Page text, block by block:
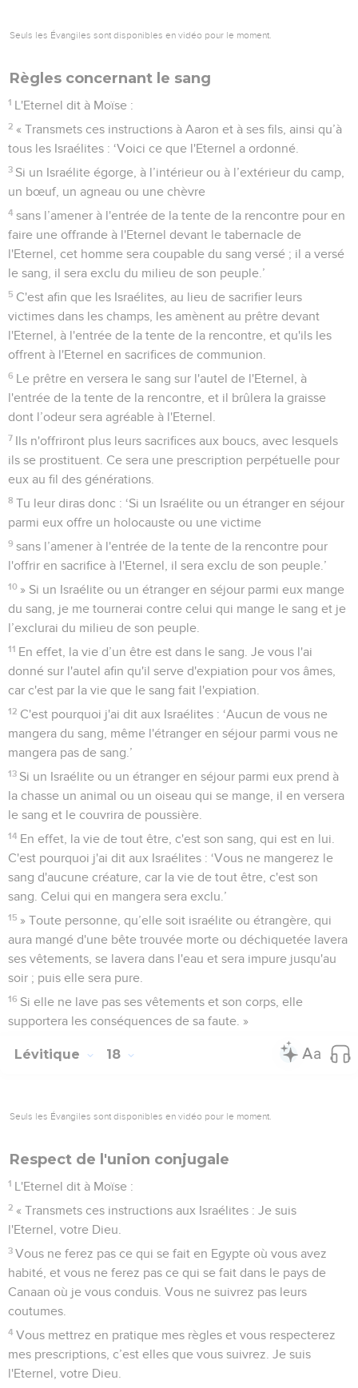
Seuls les Évangiles sont disponibles en vidéo pour le moment.
Règles concernant le sang
1 L'Eternel dit à Moïse :
2 « Transmets ces instructions à Aaron et à ses fils, ainsi qu’à
tous les Israélites : ‘Voici ce que l'Eternel a ordonné.
3 Si un Israélite égorge, à l’intérieur ou à l’extérieur du camp,
un bœuf, un agneau ou une chèvre
4 sans l’amener à l'entrée de la tente de la rencontre pour en
faire une offrande à l'Eternel devant le tabernacle de
l'Eternel, cet homme sera coupable du sang versé ; il a versé
le sang, il sera exclu du milieu de son peuple.’
5 C'est afin que les Israélites, au lieu de sacrifier leurs
victimes dans les champs, les amènent au prêtre devant
l'Eternel, à l'entrée de la tente de la rencontre, et qu'ils les
offrent à l'Eternel en sacrifices de communion.
6 Le prêtre en versera le sang sur l'autel de l'Eternel, à
l'entrée de la tente de la rencontre, et il brûlera la graisse
dont l’odeur sera agréable à l'Eternel.
7 Ils n'offriront plus leurs sacrifices aux boucs, avec lesquels
ils se prostituent. Ce sera une prescription perpétuelle pour
eux au fil des générations.
8 Tu leur diras donc : ‘Si un Israélite ou un étranger en séjour
parmi eux offre un holocauste ou une victime
9 sans l’amener à l'entrée de la tente de la rencontre pour
l'offrir en sacrifice à l'Eternel, il sera exclu de son peuple.’
10 » Si un Israélite ou un étranger en séjour parmi eux mange
du sang, je me tournerai contre celui qui mange le sang et je
l’exclurai du milieu de son peuple.
11 En effet, la vie d’un être est dans le sang. Je vous l'ai
donné sur l'autel afin qu'il serve d'expiation pour vos âmes,
car c'est par la vie que le sang fait l'expiation.
12 C'est pourquoi j'ai dit aux Israélites : ‘Aucun de vous ne
mangera du sang, même l'étranger en séjour parmi vous ne
mangera pas de sang.’
13 Si un Israélite ou un étranger en séjour parmi eux prend à
la chasse un animal ou un oiseau qui se mange, il en versera
le sang et le couvrira de poussière.
14 En effet, la vie de tout être, c'est son sang, qui est en lui.
C'est pourquoi j'ai dit aux Israélites : ‘Vous ne mangerez le
sang d'aucune créature, car la vie de tout être, c'est son
sang. Celui qui en mangera sera exclu.’
15 » Toute personne, qu’elle soit israélite ou étrangère, qui
aura mangé d'une bête trouvée morte ou déchiquetée lavera
ses vêtements, se lavera dans l'eau et sera impure jusqu'au
soir ; puis elle sera pure.
16 Si elle ne lave pas ses vêtements et son corps, elle
supportera les conséquences de sa faute. »
Lévitique 18
Seuls les Évangiles sont disponibles en vidéo pour le moment.
Respect de l'union conjugale
1 L'Eternel dit à Moïse :
2 « Transmets ces instructions aux Israélites : Je suis
l'Eternel, votre Dieu.
3 Vous ne ferez pas ce qui se fait en Egypte où vous avez
habité, et vous ne ferez pas ce qui se fait dans le pays de
Canaan où je vous conduis. Vous ne suivrez pas leurs
coutumes.
4 Vous mettrez en pratique mes règles et vous respecterez
mes prescriptions, c’est elles que vous suivrez. Je suis
l'Eternel, votre Dieu.